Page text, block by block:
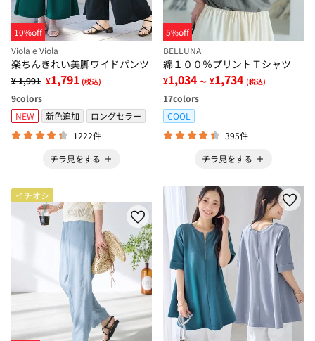
10%off
Viola e Viola
楽ちんきれい美脚ワイドパンツ
¥ 1,991 ¥1,791 (税込)
9colors
NEW
新色追加
ロングセラー
1222件
チラ見をする
5%off
BELLUNA
綿１００％プリントＴシャツ
¥1,034 ～ ¥1,734 (税込)
17colors
COOL
395件
チラ見をする
イチオシ